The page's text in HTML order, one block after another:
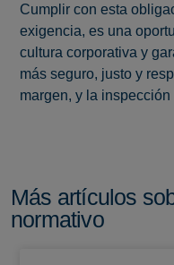
Cumplir con esta
exigencia, es una
cultura corporativa y
más seguro, justo y
margen, y la
Más artículos
normativo